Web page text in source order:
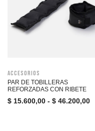
Accesorios
PAR DE TOBILLERAS
REFORZADAS CON RIBETE
$ 15.600,00 - $ 46.200,00